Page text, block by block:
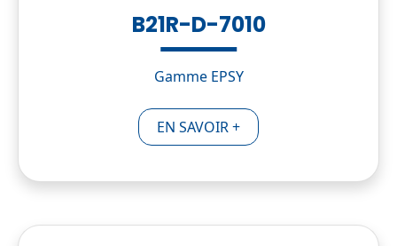
B21R-D-7010
Gamme EPSY
EN SAVOIR +